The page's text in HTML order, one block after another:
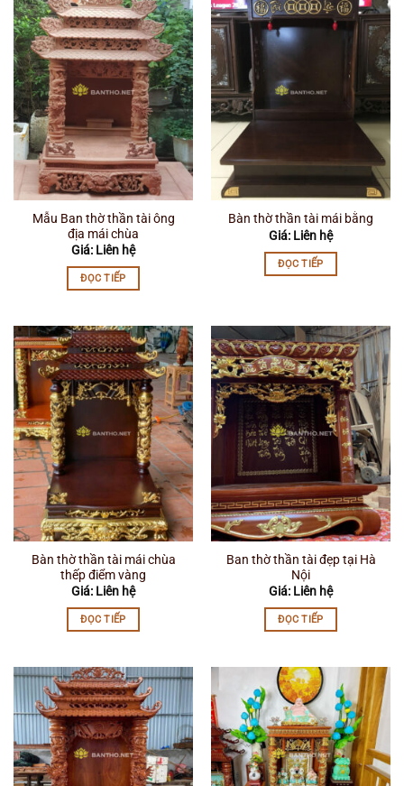
Mẫu Ban thờ thần tài ông
địa mái chùa
Giá: Liên hệ
ĐỌC TIẾP
Bàn thờ thần tài mái bằng
Giá: Liên hệ
ĐỌC TIẾP
Bàn thờ thần tài mái chùa
thếp điểm vàng
Giá: Liên hệ
ĐỌC TIẾP
Ban thờ thần tài đẹp tại Hà
Nội
Giá: Liên hệ
ĐỌC TIẾP